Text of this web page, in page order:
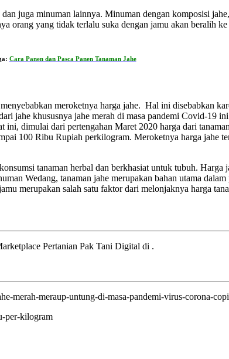
juga minuman lainnya. Minuman dengan komposisi
orang yang tidak terlalu suka dengan jamu akan beralih
Cara Panen dan Pasca Panen Tanaman Jahe
meroketnya harga jahe. Hal ini disebabkan
jahe khususnya jahe merah di masa pandemi Covid-19
dimulai dari pertengahan Maret 2020 harga dari
100 Ribu Rupiah perkilogram. Meroketnya harga jahe
tanaman herbal dan berkhasiat untuk tubuh.
Wedang, tanaman jahe merupakan bahan utama
merupakan salah satu faktor dari melonjaknya harga
Pertanian Pak Tani Digital di .
merah-meraup-untung-di-masa-pandemi-virus-corona-
per-kilogram